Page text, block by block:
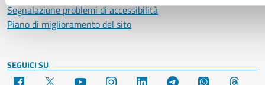
Segnalazione problemi di accessibilità
Piano di miglioramento del sito
SEGUICI SU
Facebook YouTube Instagram LinkedIn Telegram WhatsApp